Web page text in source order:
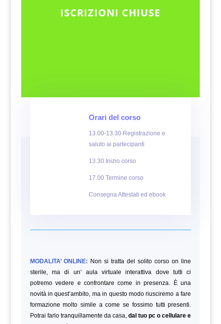
ISCRIZIONI CHIUSE
Orari del corso
13.00-13.30 Registrazione e
saluto ai partecipanti
13.30 Inizio corso
17.00 Termine corso
Consegna Attestati ed ebook
MODALITA’ ONLINE: Non si tratta del solito corso on line
sterile, ma di un’ aula virtuale interattiva dove tutti ci
potremo vedere e confrontare come in presenza. È una
novità in quest’ambito, ma in questo modo riusciremo a fare
formazione molto simile a come se fossimo tutti presenti.
Potrai farlo tranquillamente da casa, dal tuo pc o cellulare e